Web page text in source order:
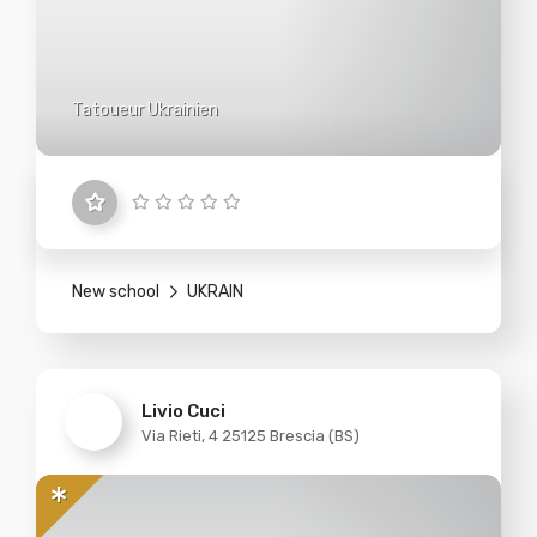
Tatoueur Ukrainien
New school UKRAIN
Livio Cuci
Via Rieti, 4 25125 Brescia (BS)